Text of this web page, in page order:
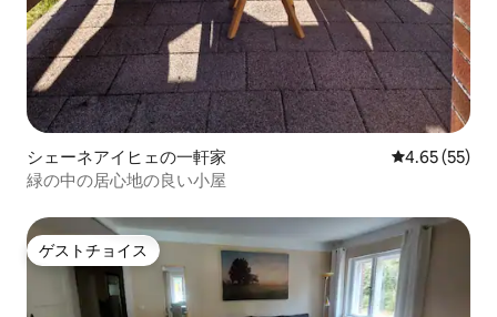
シェーネアイヒェの一軒家 レビュー55
4.65 (55)
緑の中の居心地の良い小屋
ゲストチョイス
ゲストチョイス